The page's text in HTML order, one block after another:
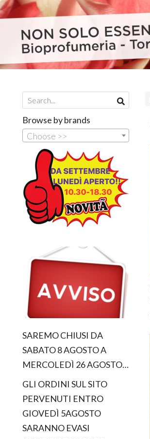
Browse by brands
Choose >>
SAREMO CHIUSI DA
SABATO 8 AGOSTO A
MERCOLEDÌ 26 AGOSTO…
GLI ORDINI SUL SITO
PERVENUTI ENTRO
GIOVEDÌ 5AGOSTO
SARANNO EVASI